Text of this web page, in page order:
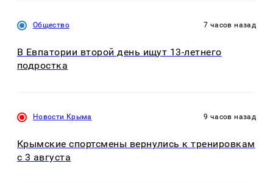
Общество 7 часов назад
В Евпатории второй день ищут 13-летнего
подростка
Новости Крыма 9 часов назад
Крымские спортсмены вернулись к тренировкам
с 3 августа